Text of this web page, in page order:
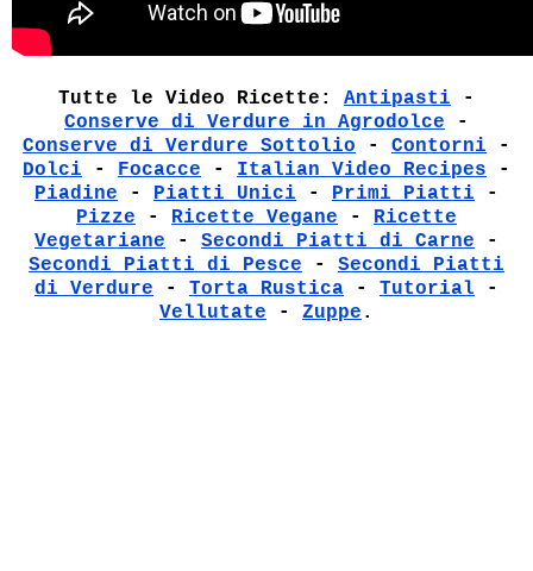
Tutte le Video Ricette: Antipasti -
Conserve di Verdure in Agrodolce -
Conserve di Verdure Sottolio - Contorni -
Dolci - Focacce - Italian Video Recipes -
Piadine - Piatti Unici - Primi Piatti -
Pizze - Ricette Vegane - Ricette
Vegetariane - Secondi Piatti di Carne -
Secondi Piatti di Pesce - Secondi Piatti
di Verdure - Torta Rustica - Tutorial -
Vellutate - Zuppe .